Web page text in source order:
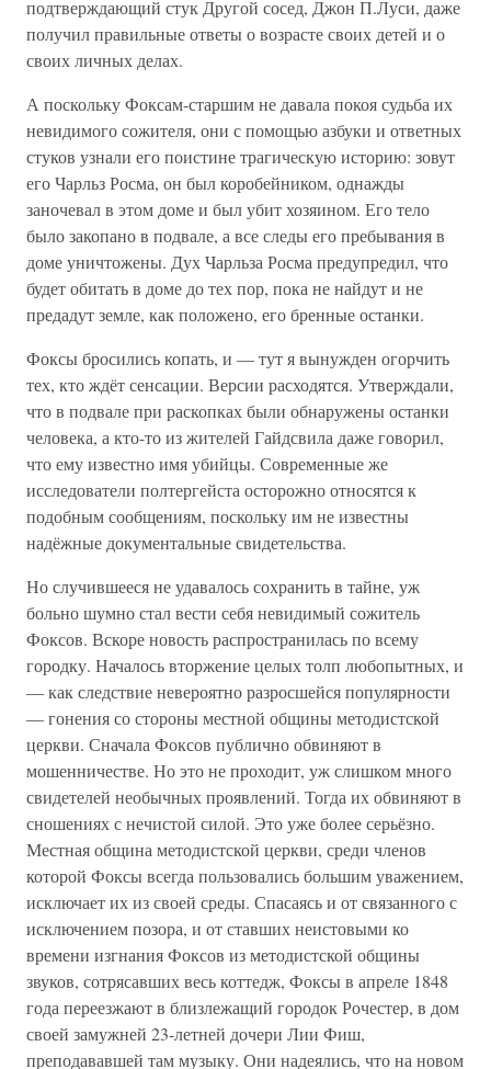
подтверждающий стук Другой сосед, Джон П.Луси, даже
получил правильные ответы о возрасте своих детей и о
своих личных делах.
А поскольку Фоксам-старшим не давала покоя судьба их
невидимого сожителя, они с помощью азбуки и ответных
стуков узнали его поистине трагическую историю: зовут
его Чарльз Росма, он был коробейником, однажды
заночевал в этом доме и был убит хозяином. Его тело
было закопано в подвале, а все следы его пребывания в
доме уничтожены. Дух Чарльза Росма предупредил, что
будет обитать в доме до тех пор, пока не найдут и не
предадут земле, как положено, его бренные останки.
Фоксы бросились копать, и — тут я вынужден огорчить
тех, кто ждёт сенсации. Версии расходятся. Утверждали,
что в подвале при раскопках были обнаружены останки
человека, а кто-то из жителей Гайдсвила даже говорил,
что ему известно имя убийцы. Современные же
исследователи полтергейста осторожно относятся к
подобным сообщениям, поскольку им не известны
надёжные документальные свидетельства.
Но случившееся не удавалось сохранить в тайне, уж
больно шумно стал вести себя невидимый сожитель
Фоксов. Вскоре новость распространилась по всему
городку. Началось вторжение целых толп любопытных, и
— как следствие невероятно разросшейся популярности
— гонения со стороны местной общины методистской
церкви. Сначала Фоксов публично обвиняют в
мошенничестве. Но это не проходит, уж слишком много
свидетелей необычных проявлений. Тогда их обвиняют в
сношениях с нечистой силой. Это уже более серьёзно.
Местная община методистской церкви, среди членов
которой Фоксы всегда пользовались большим уважением,
исключает их из своей среды. Спасаясь и от связанного с
исключением позора, и от ставших неистовыми ко
времени изгнания Фоксов из методистской общины
звуков, сотрясавших весь коттедж, Фоксы в апреле 1848
года переезжают в близлежащий городок Рочестер, в дом
своей замужней 23-летней дочери Лии Фиш,
преподававшей там музыку. Они надеялись, что на новом